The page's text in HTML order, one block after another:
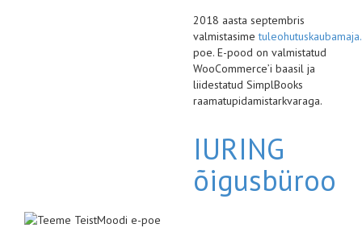
2018 aasta septembris
valmistasime
poe. E-pood on valmistatud
WooCommerce’i baasil ja
liidestatud SimplBooks
raamatupidamistarkvaraga.
IURING
õigusbüroo